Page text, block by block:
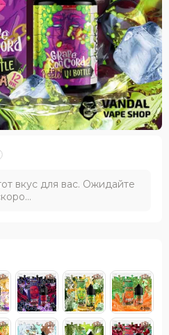
вкус для вас. Ожидайте